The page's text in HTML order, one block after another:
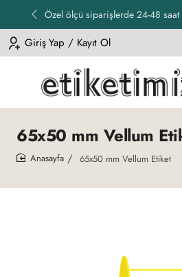
Özel ölçü siparişlerde 24-48
Giriş Yap / Kayıt Ol
65x50 mm Vellum
65x50 mm Vellum Etiket